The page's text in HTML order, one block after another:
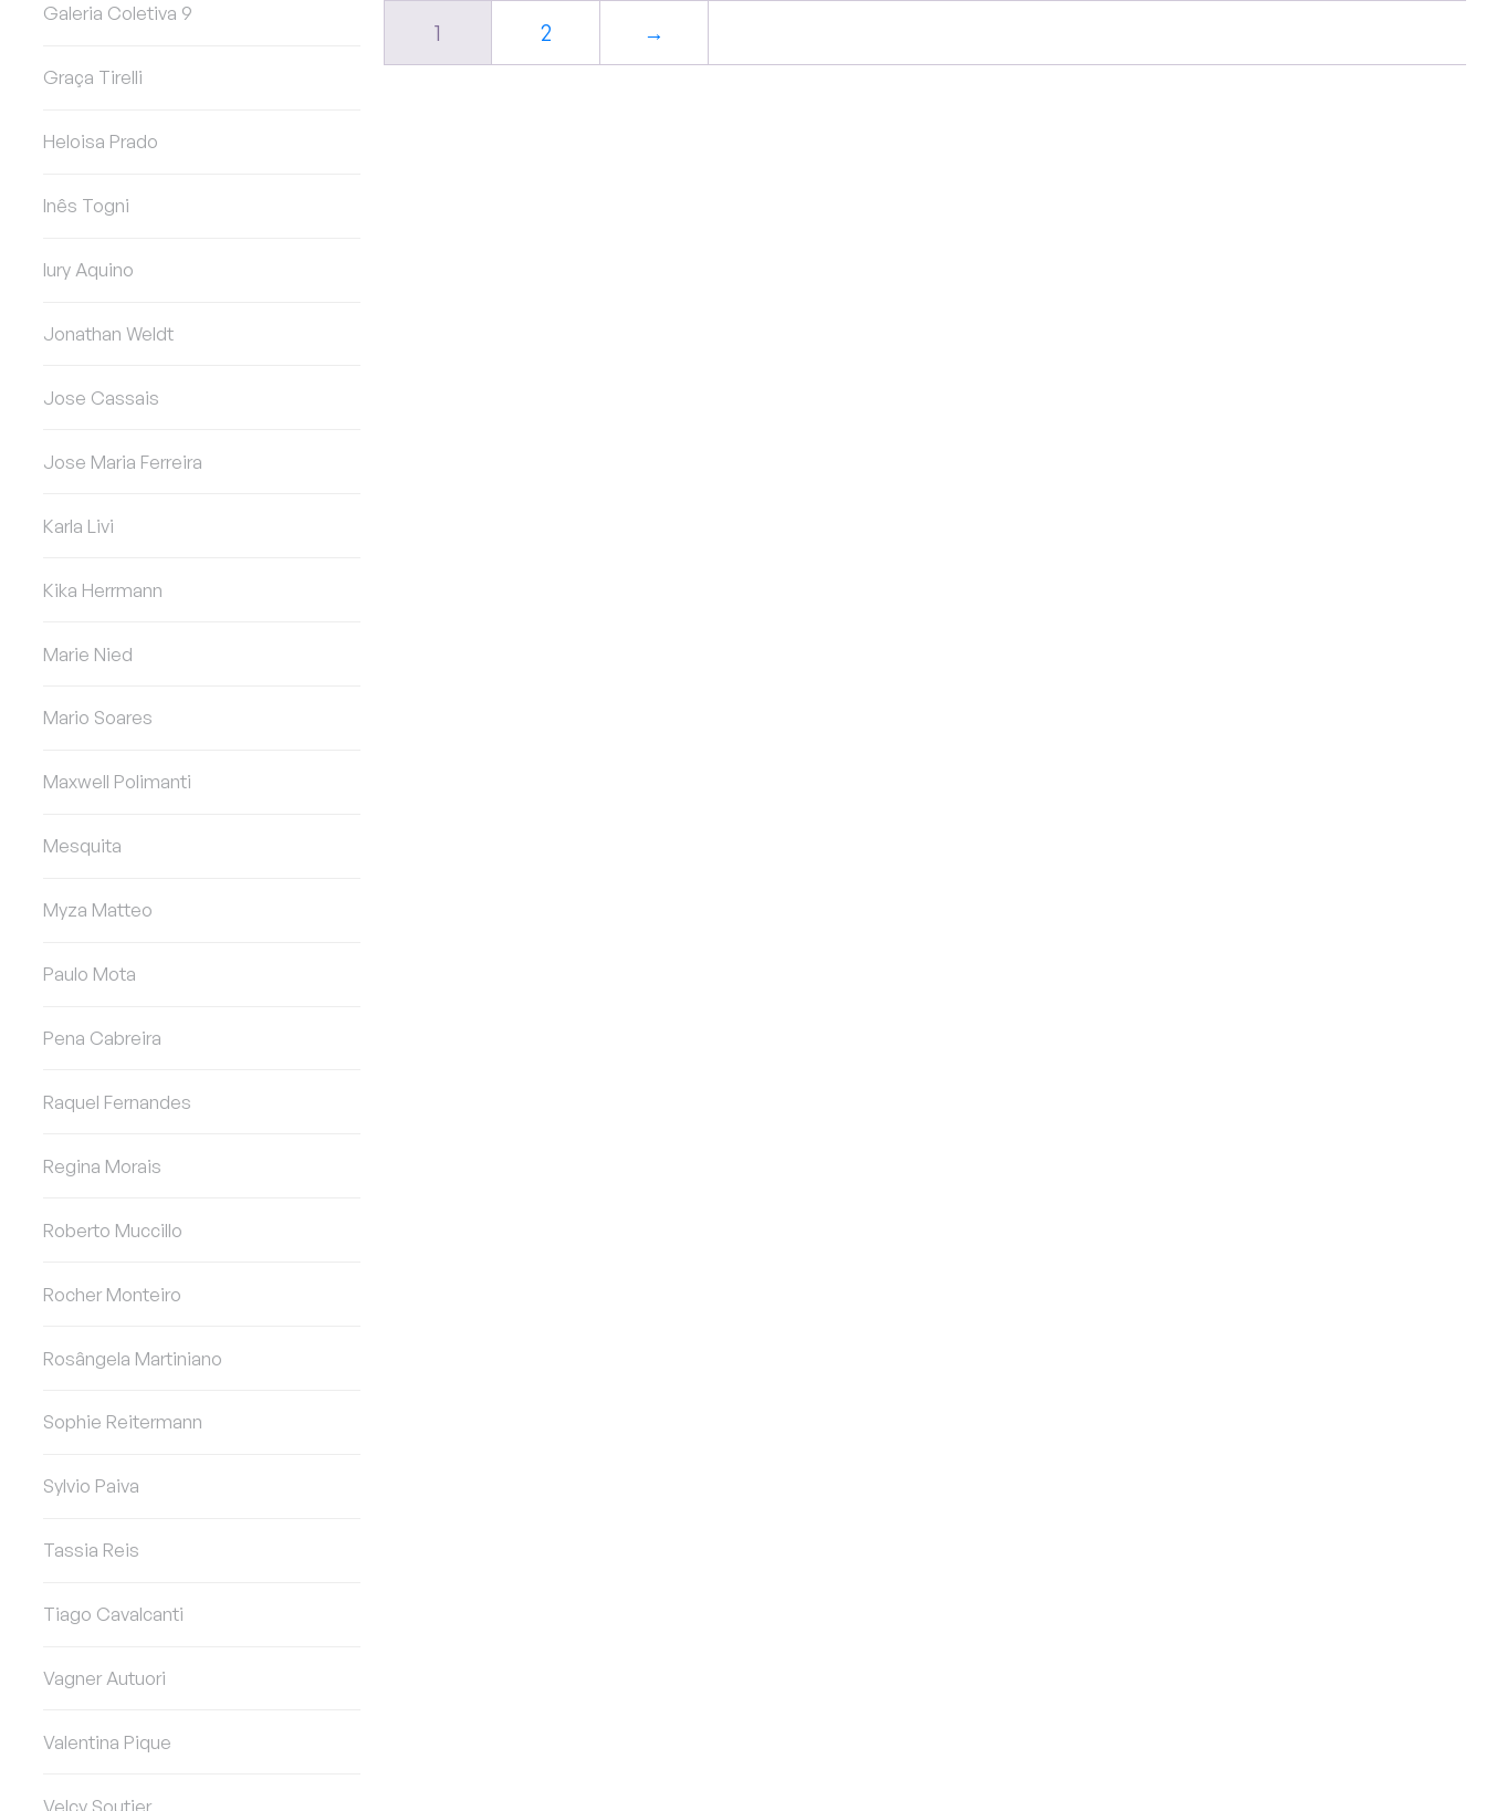
Galeria Coletiva 9
Graça Tirelli
Heloisa Prado
Inês Togni
Iury Aquino
Jonathan Weldt
Jose Cassais
Jose Maria Ferreira
Karla Livi
Kika Herrmann
Marie Nied
Mario Soares
Maxwell Polimanti
Mesquita
Myza Matteo
Paulo Mota
Pena Cabreira
Raquel Fernandes
Regina Morais
Roberto Muccillo
Rocher Monteiro
Rosângela Martiniano
Sophie Reitermann
Sylvio Paiva
Tassia Reis
Tiago Cavalcanti
Vagner Autuori
Valentina Pique
Velcy Soutier
1 2 →